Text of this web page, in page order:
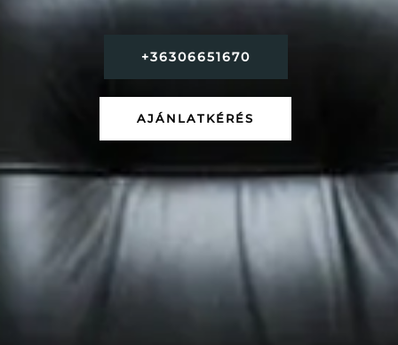
+36306651670
AJÁNLATKÉRÉS